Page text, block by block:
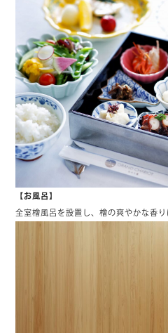
【お風呂】
全室檜風呂を設置し、檜の爽やかな香り